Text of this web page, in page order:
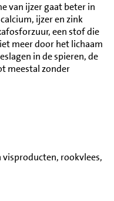
van ijzer gaat beter in
ijzer en zink
een stof die
meer door het lichaam
in de spieren, de
meestal zonder
visproducten, rookvlees,